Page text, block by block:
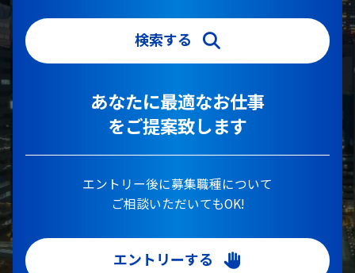
検索する
あなたに最適なお仕事
をご提案致します
エントリー後に募集職種について
ご相談いただいてもOK!
エントリーする